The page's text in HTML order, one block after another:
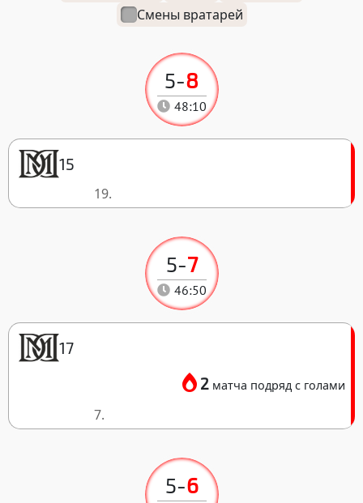
Смены вратарей
5-6
5-7
46:50
17
2 матча подряд с голами
7.
5-8
48:10
15
19.